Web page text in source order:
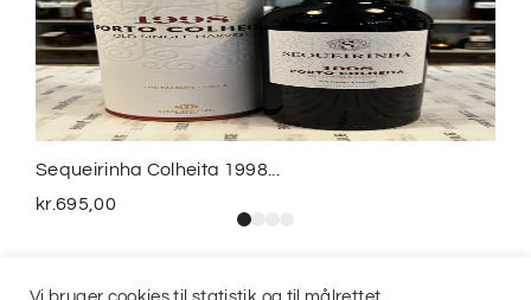
Sequeirinha Colheita 1998...
kr.695,00